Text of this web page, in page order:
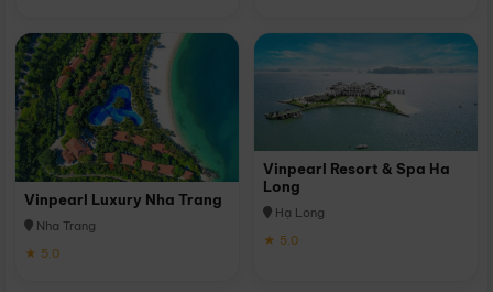
Vinpearl Luxury Nha Trang
Nha Trang
★ 5.0
Vinpearl Resort & Spa Ha
Long
Hạ Long
★ 5.0